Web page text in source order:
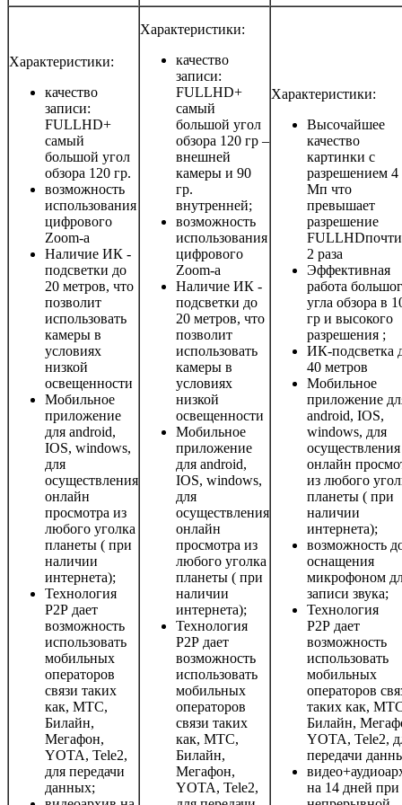
Характеристики:
качество
записи:
FULLHD+
самый
большой угол
обзора 120 гр.
возможность
использования
цифрового
Zoom-а
Наличие ИК -
подсветки до
20 метров, что
позволит
использовать
камеры в
условиях
низкой
освещенности
Мобильное
приложение
для android,
IOS, windows,
для
осуществления
онлайн
просмотра из
любого уголка
планеты ( при
наличии
интернета);
Технология
P2P дает
возможность
использовать
мобильных
операторов
связи таких
как, МТС,
Билайн,
Мегафон,
YOTA, Tele2,
для передачи
данных;
Характеристики:
качество
записи:
FULLHD+
самый
большой угол
обзора 120 гр –
внешней
камеры и 90
гр.
внутренней;
возможность
использования
цифрового
Zoom-а
Наличие ИК -
подсветки до
20 метров, что
позволит
использовать
камеры в
условиях
низкой
освещенности
Мобильное
приложение
для android,
IOS, windows,
для
осуществления
онлайн
просмотра из
любого уголка
планеты ( при
наличии
интернета);
Технология
P2P дает
возможность
использовать
мобильных
операторов
связи таких
как, МТС,
Билайн,
Мегафон,
YOTA, Tele2,
Характеристики:
Высочайшее
качество
картинки с
разрешением 4
Мп что
превышает
разрешение
2 раза
Эффективная
работа
угла обзора в
гр и высокого
разрешения ;
ИК-подсветка
40 метров
Мобильное
приложение
android, IOS,
windows, для
осуществления
онлайн
из любого
планеты ( при
наличии
интернета);
возможность
оснащения
микрофоном
записи звука;
Технология
P2P дает
возможность
использовать
мобильных
операторов
таких как,
Билайн,
YOTA, Tele2,
передачи
на 14 дней при